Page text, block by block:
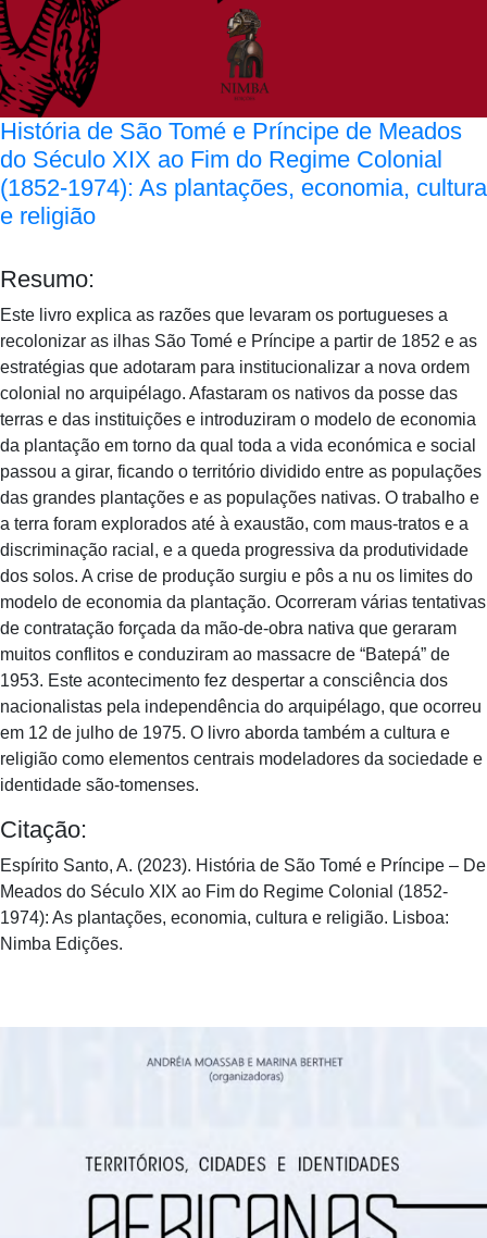
História de São Tomé e Príncipe de Meados
do Século XIX ao Fim do Regime Colonial
(1852-1974): As plantações, economia, cultura
e religião
Resumo:
Este livro explica as razões que levaram os portugueses a
recolonizar as ilhas São Tomé e Príncipe a partir de 1852 e as
estratégias que adotaram para institucionalizar a nova ordem
colonial no arquipélago. Afastaram os nativos da posse das
terras e das instituições e introduziram o modelo de economia
da plantação em torno da qual toda a vida económica e social
passou a girar, ficando o território dividido entre as populações
das grandes plantações e as populações nativas. O trabalho e
a terra foram explorados até à exaustão, com maus-tratos e a
discriminação racial, e a queda progressiva da produtividade
dos solos. A crise de produção surgiu e pôs a nu os limites do
modelo de economia da plantação. Ocorreram várias tentativas
de contratação forçada da mão-de-obra nativa que geraram
muitos conflitos e conduziram ao massacre de “Batepá” de
1953. Este acontecimento fez despertar a consciência dos
nacionalistas pela independência do arquipélago, que ocorreu
em 12 de julho de 1975. O livro aborda também a cultura e
religião como elementos centrais modeladores da sociedade e
identidade são-tomenses.
Citação:
Espírito Santo, A. (2023). História de São Tomé e Príncipe – De
Meados do Século XIX ao Fim do Regime Colonial (1852-
1974): As plantações, economia, cultura e religião. Lisboa:
Nimba Edições.